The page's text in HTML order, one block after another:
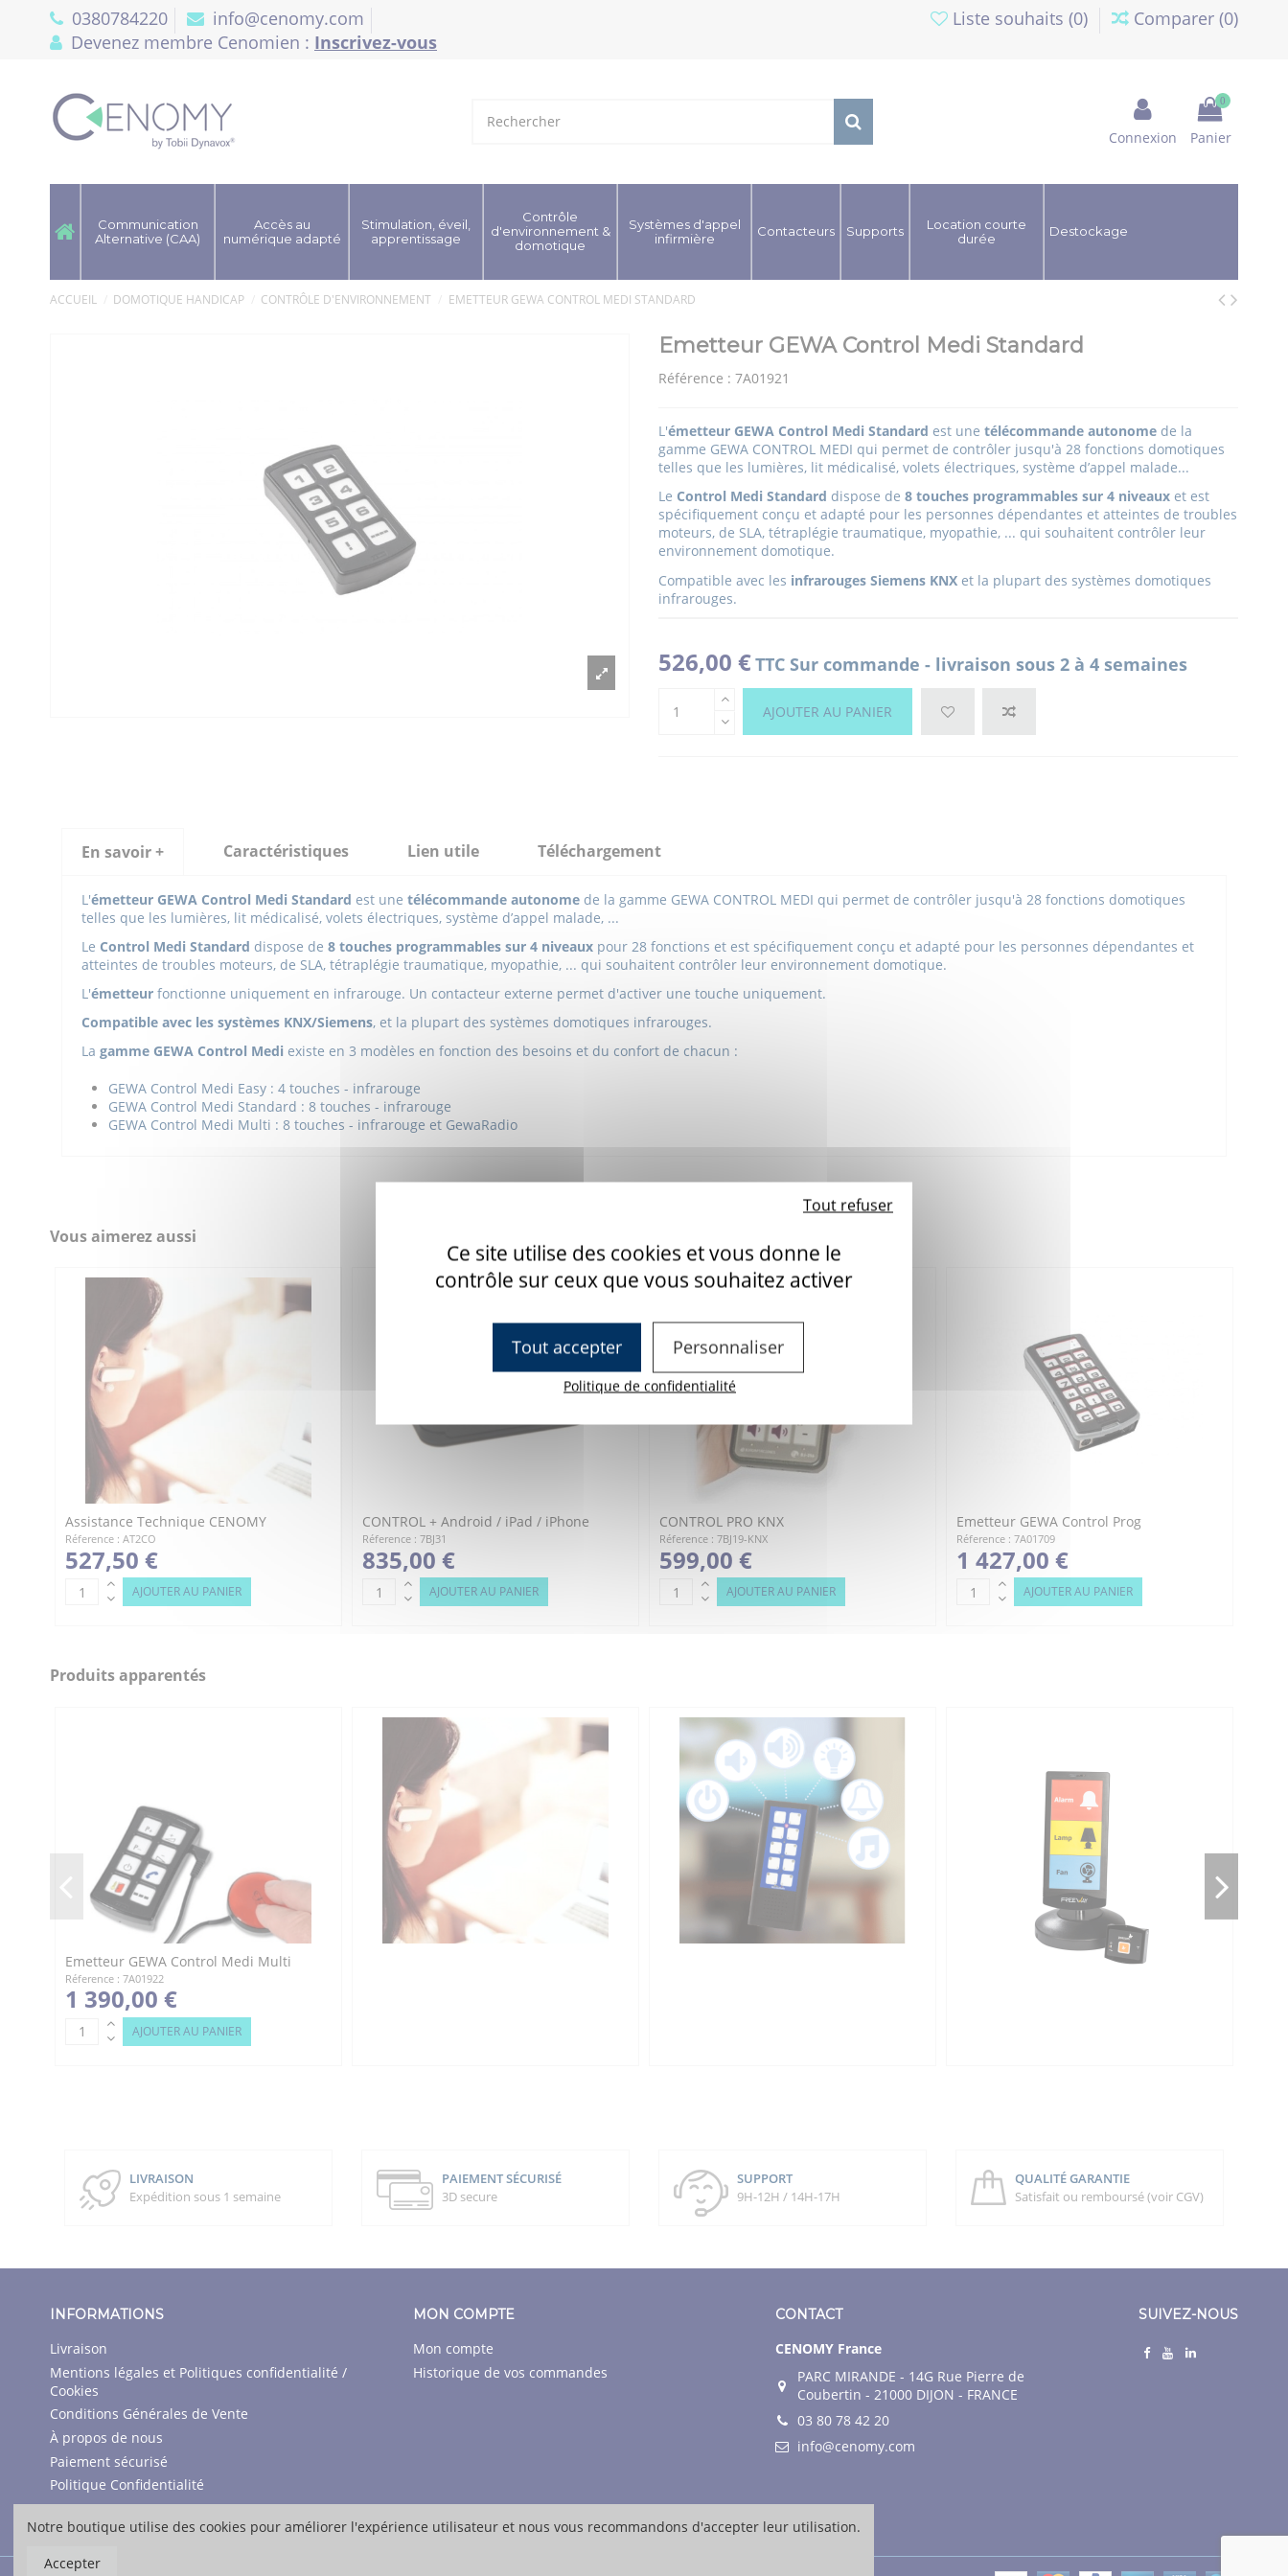
0380784220
info@cenomy.com
Devenez membre Cenomien : Inscrivez-vous
Liste souhaits (0) Comparer (0)
Connexion
0
Panier
Communication
Alternative (CAA)
Accès au
numérique adapté
Stimulation, éveil,
apprentissage
Contrôle
d'environnement &
domotique
Systèmes d'appel
infirmière
Contacteurs Supports
Location courte
durée
Destockage
ACCUEIL DOMOTIQUE HANDICAP CONTRÔLE D'ENVIRONNEMENT EMETTEUR GEWA CONTROL MEDI STANDARD
Emetteur GEWA Control Medi Standard
Référence : 7A01921
L'émetteur GEWA Control Medi Standard est une télécommande autonome de la
gamme GEWA CONTROL MEDI qui permet de contrôler jusqu'à 28 fonctions domotiques
telles que les lumières, lit médicalisé, volets électriques, système d’appel malade...
Le Control Medi Standard dispose de 8 touches programmables sur 4 niveaux et est
spécifiquement conçu et adapté pour les personnes dépendantes et atteintes de troubles
moteurs, de SLA, tétraplégie traumatique, myopathie, ... qui souhaitent contrôler leur
environnement domotique.
Compatible avec les infrarouges Siemens KNX et la plupart des systèmes domotiques
infrarouges.
526,00 €TTC Sur commande - livraison sous 2 à 4 semaines
AJOUTER AU PANIER
En savoir + Caractéristiques Lien utile Téléchargement
L'émetteur GEWA Control Medi Standard est une télécommande autonome de la gamme GEWA CONTROL MEDI qui permet de contrôler jusqu'à 28 fonctions domotiques
telles que les lumières, lit médicalisé, volets électriques, système d’appel malade, ...
Le Control Medi Standard dispose de8 touches programmables sur 4 niveaux pour 28 fonctions et est spécifiquement conçu et adapté pour les personnes dépendantes et
atteintes de troubles moteurs, de SLA, tétraplégie traumatique, myopathie, ... qui souhaitent contrôler leur environnement domotique.
L'émetteur fonctionne uniquement en infrarouge. Un contacteur externe permet d'activer une touche uniquement.
Compatible avec les systèmes KNX/Siemens, et la plupart des systèmes domotiques infrarouges.
Lagamme GEWA Control Medi existe en 3 modèles en fonction des besoins et du confort de chacun :
GEWA Control Medi Easy : 4 touches - infrarouge
GEWA Control Medi Standard : 8 touches - infrarouge
GEWA Control Medi Multi : 8 touches - infrarouge et GewaRadio
Signal
100 * 56 * 22mm
7A01921
Créez votre propre tableau de pictogrammes pour votre téléthèse
Control Medi Standard - Manuel
Vous aimerez aussi
Assistance Technique CENOMY
Réference : AT2CO
527,50 €
AJOUTER AU PANIER
CONTROL + Android / iPad / iPhone
Réference : 7BJ31
835,00 €
AJOUTER AU PANIER
CONTROL PRO KNX
Réference : 7BJ19-KNX
599,00 €
AJOUTER AU PANIER
Emetteur GEWA Control Prog
Réference : 7A01709
1 427,00 €
AJOUTER AU PANIER
Produits apparentés
Emetteur GEWA Control Medi Multi
Réference : 7A01922
1 390,00 €
AJOUTER AU PANIER
LIVRAISON
Expédition sous 1 semaine
PAIEMENT SÉCURISÉ
3D secure
SUPPORT
9H-12H / 14H-17H
QUALITÉ GARANTIE
Satisfait ou remboursé (voir CGV)
INFORMATIONS
Livraison
Mentions légales et Politiques confidentialité /
Cookies
Conditions Générales de Vente
À propos de nous
Paiement sécurisé
Politique Confidentialité
Contactez-nous
MON COMPTE
Mon compte
Historique de vos commandes
CONTACT
CENOMY France
PARC MIRANDE - 14G Rue Pierre de
Coubertin - 21000 DIJON - FRANCE
03 80 78 42 20
info@cenomy.com
SUIVEZ-NOUS
Notre boutique utilise des cookies pour améliorer l'expérience utilisateur et nous vous recommandons d'accepter leur utilisation.
Accepter
Panneau de gestion des cookies
Ce site utilise des cookies et vous donne le
contrôle sur ceux que vous souhaitez activer
Tout accepter
Tout refuser
Personnaliser
Politique de confidentialité